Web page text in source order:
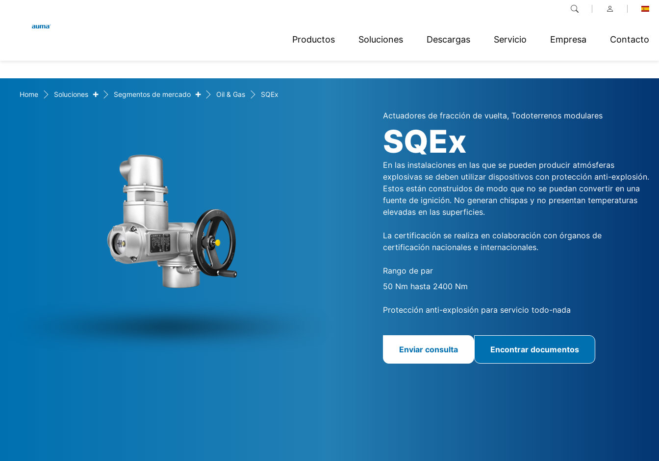
Productos Soluciones Descargas Servicio Empresa Contacto
Europa
Norteamérica
Deutsch
Home Soluciones + Segmentos de mercado + Oil & Gas SQEx
Actuadores de fracción de vuelta, Todoterrenos modulares
SQEx
En las instalaciones en las que se pueden producir atmósferas
explosivas se deben utilizar dispositivos con protección anti-explosión.
Estos están construidos de modo que no se puedan convertir en una
fuente de ignición. No generan chispas y no presentan temperaturas
elevadas en las superficies.
La certificación se realiza en colaboración con órganos de
certificación nacionales e internacionales.
Rango de par
50 Nm hasta 2400 Nm
Protección anti-explosión para servicio todo-nada
Enviar consulta Encontrar documentos